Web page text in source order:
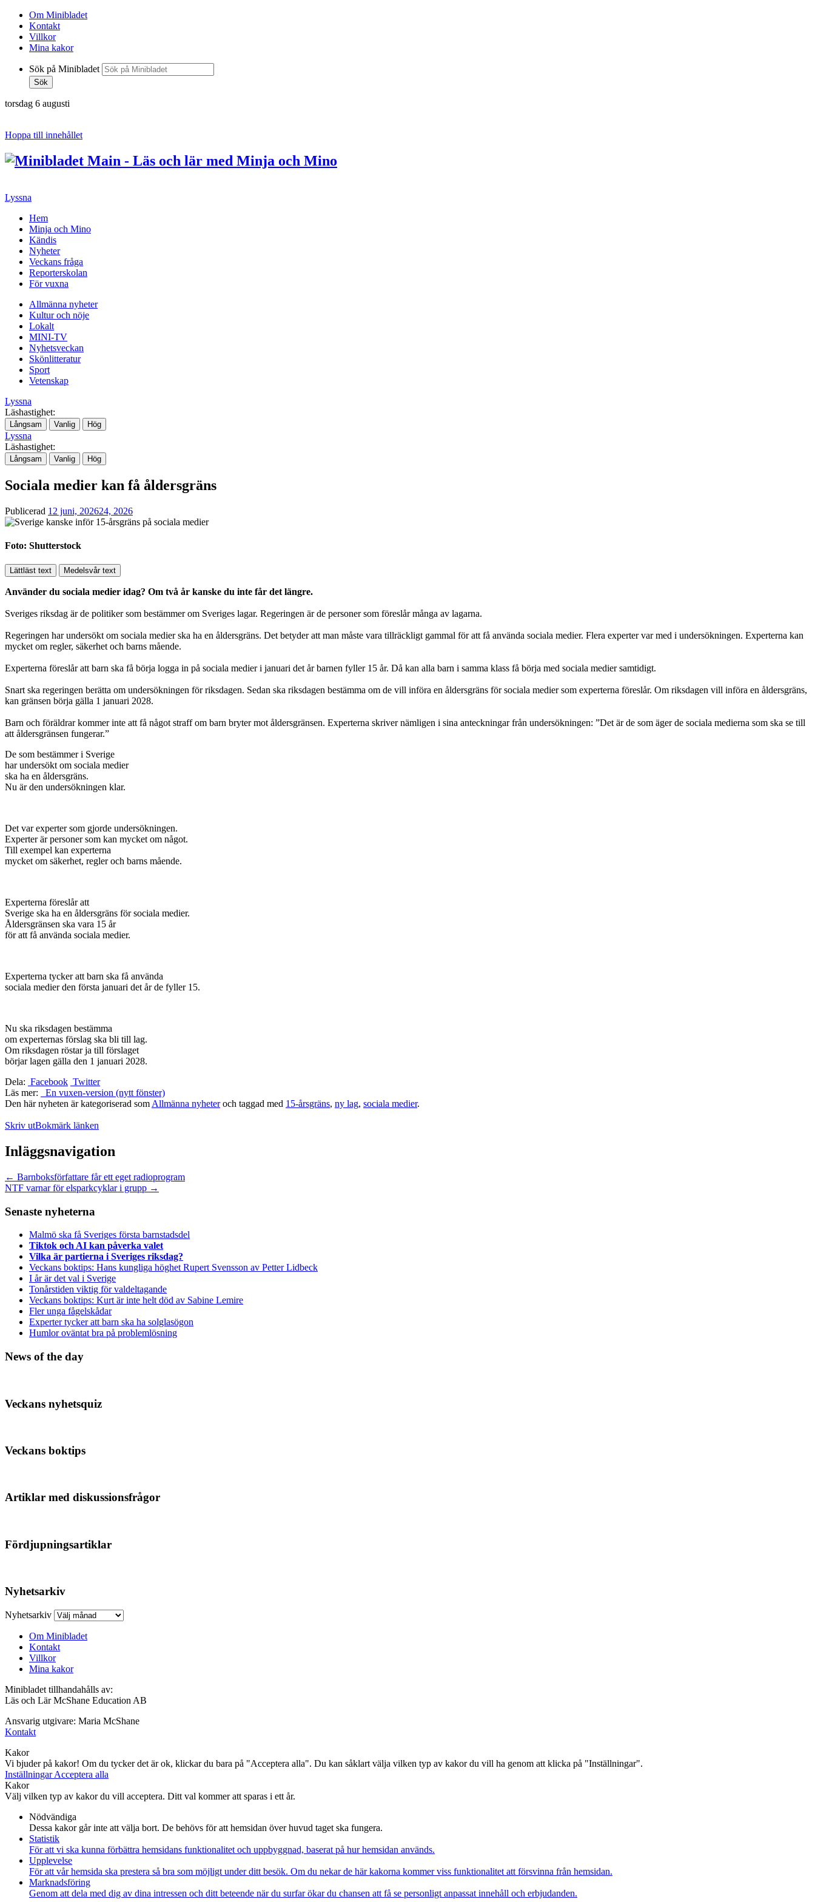
Om Minibladet
Kontakt
Villkor
Mina kakor
Sök på Minibladet
Sök
torsdag 6 augusti
Hoppa till innehållet
Lyssna
Hem
Minja och Mino
Kändis
Nyheter
Veckans fråga
Reporterskolan
För vuxna
Allmänna nyheter
Kultur och nöje
Lokalt
MINI-TV
Nyhetsveckan
Skönlitteratur
Sport
Vetenskap
Lyssna
Läshastighet:
Långsam Vanlig Hög
Lyssna
Läshastighet:
Långsam Vanlig Hög
Sociala medier kan få åldersgräns
Publicerad 12 juni, 202624, 2026
Foto: Shutterstock
Lättläst text Medelsvår text
Använder du sociala medier idag? Om två år kanske du inte får det längre.
Sveriges riksdag är de politiker som bestämmer om Sveriges lagar. Regeringen är de personer som föreslår många av lagarna.
Regeringen har undersökt om sociala medier ska ha en åldersgräns. Det betyder att man måste vara tillräckligt gammal för att få använda sociala medier. Flera experter var med i undersökningen. Experterna kan
mycket om regler, säkerhet och barns mående.
Experterna föreslår att barn ska få börja logga in på sociala medier i januari det år barnen fyller 15 år. Då kan alla barn i samma klass få börja med sociala medier samtidigt.
Snart ska regeringen berätta om undersökningen för riksdagen. Sedan ska riksdagen bestämma om de vill införa en åldersgräns för sociala medier som experterna föreslår. Om riksdagen vill införa en åldersgräns,
kan gränsen börja gälla 1 januari 2028.
Barn och föräldrar kommer inte att få något straff om barn bryter mot åldersgränsen. Experterna skriver nämligen i sina anteckningar från undersökningen: ”Det är de som äger de sociala medierna som ska se till
att åldersgränsen fungerar.”
De som bestämmer i Sverige
har undersökt om sociala medier
ska ha en åldersgräns.
Nu är den undersökningen klar.
Det var experter som gjorde undersökningen.
Experter är personer som kan mycket om något.
Till exempel kan experterna
mycket om säkerhet, regler och barns mående.
Experterna föreslår att
Sverige ska ha en åldersgräns för sociala medier.
Åldersgränsen ska vara 15 år
för att få använda sociala medier.
Experterna tycker att barn ska få använda
sociala medier den första januari det år de fyller 15.
Nu ska riksdagen bestämma
om experternas förslag ska bli till lag.
Om riksdagen röstar ja till förslaget
börjar lagen gälla den 1 januari 2028.
Dela: Facebook Twitter
Läs mer:
En vuxen-version (nytt fönster)
Den här nyheten är kategoriserad som Allmänna nyheteroch taggad med 15-årsgräns, ny lag, sociala medier.
Skriv utBokmärk länken
Inläggsnavigation
← Barnboksförfattare får ett eget radioprogram
NTF varnar för elsparkcyklar i grupp →
Senaste nyheterna
Malmö ska få Sveriges första barnstadsdel
Tiktok och AI kan påverka valet
Vilka är partierna i Sveriges riksdag?
Veckans boktips: Hans kungliga höghet Rupert Svensson av Petter Lidbeck
I år är det val i Sverige
Tonårstiden viktig för valdeltagande
Veckans boktips: Kurt är inte helt död av Sabine Lemire
Fler unga fågelskådar
Experter tycker att barn ska ha solglasögon
Humlor oväntat bra på problemlösning
News of the day
Veckans nyhetsquiz
Veckans boktips
Artiklar med diskussionsfrågor
Fördjupningsartiklar
Nyhetsarkiv
Nyhetsarkiv
Om Minibladet
Kontakt
Villkor
Mina kakor
Minibladet tillhandahålls av:
Läs och Lär McShane Education AB
Ansvarig utgivare: Maria McShane
Kontakt
Kakor
Vi bjuder på kakor! Om du tycker det är ok, klickar du bara på "Acceptera alla". Du kan såklart välja vilken typ av kakor du vill ha genom att klicka på "Inställningar".
InställningarAcceptera alla
Kakor
Välj vilken typ av kakor du vill acceptera. Ditt val kommer att sparas i ett år.
Nödvändiga
Dessa kakor går inte att välja bort. De behövs för att hemsidan över huvud taget ska fungera.
Statistik
För att vi ska kunna förbättra hemsidans funktionalitet och uppbyggnad, baserat på hur hemsidan används.
Upplevelse
För att vår hemsida ska prestera så bra som möjligt under ditt besök. Om du nekar de här kakorna kommer viss funktionalitet att försvinna från hemsidan.
Marknadsföring
Genom att dela med dig av dina intressen och ditt beteende när du surfar ökar du chansen att få se personligt anpassat innehåll och erbjudanden.